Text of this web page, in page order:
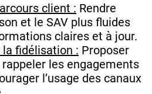
client : Rendre
et le SAV plus fluides
claires et à jour.
fidélisation : Proposer
rappeler les engagements
l’usage des canaux